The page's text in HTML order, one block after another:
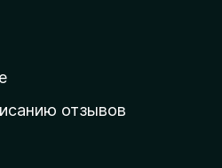
отзывов